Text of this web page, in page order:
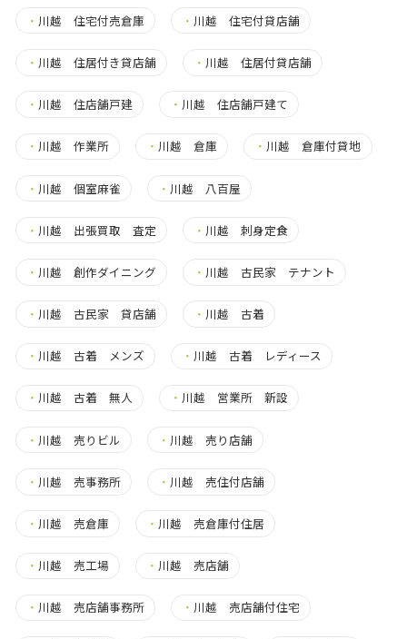
・ 川越 住宅付売倉庫 ・ 川越 住宅付貸店舗
・ 川越 住居付き貸店舗 ・ 川越 住居付貸店舗
・ 川越 住店舗戸建 ・ 川越 住店舗戸建て
・ 川越 作業所 ・ 川越 倉庫 ・ 川越 倉庫付貸地
・ 川越 個室麻雀 ・ 川越 八百屋
・ 川越 出張買取 査定 ・ 川越 刺身定食
・ 川越 創作ダイニング ・ 川越 古民家 テナント
・ 川越 古民家 貸店舗 ・ 川越 古着
・ 川越 古着 メンズ ・ 川越 古着 レディース
・ 川越 古着 無人 ・ 川越 営業所 新設
・ 川越 売りビル ・ 川越 売り店舗
・ 川越 売事務所 ・ 川越 売住付店舗
・ 川越 売倉庫 ・ 川越 売倉庫付住居
・ 川越 売工場 ・ 川越 売店舗
・ 川越 売店舗事務所 ・ 川越 売店舗付住宅